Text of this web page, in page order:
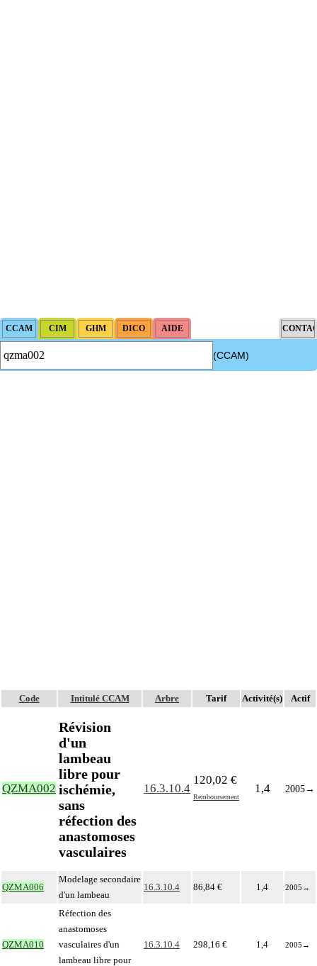
(CCAM)
Code Intitulé CCAM Arbre Tarif Activité(s) Actif
QZMA002
Révision
d'un
lambeau
libre pour
ischémie,
sans
réfection des
anastomoses
vasculaires
16.3.10.4
120,02 €
Remboursement
1,4 2005→
QZMA006
Modelage secondaire
d'un lambeau
16.3.10.4 86,84 € 1,4 2005 →
QZMA010
Réfection des
anastomoses
vasculaires d'un
lambeau libre pour
16.3.10.4 298,16 € 1,4 2005 →